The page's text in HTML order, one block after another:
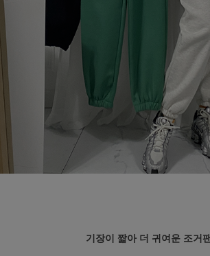
기장이 짧아 더 귀여운 조거